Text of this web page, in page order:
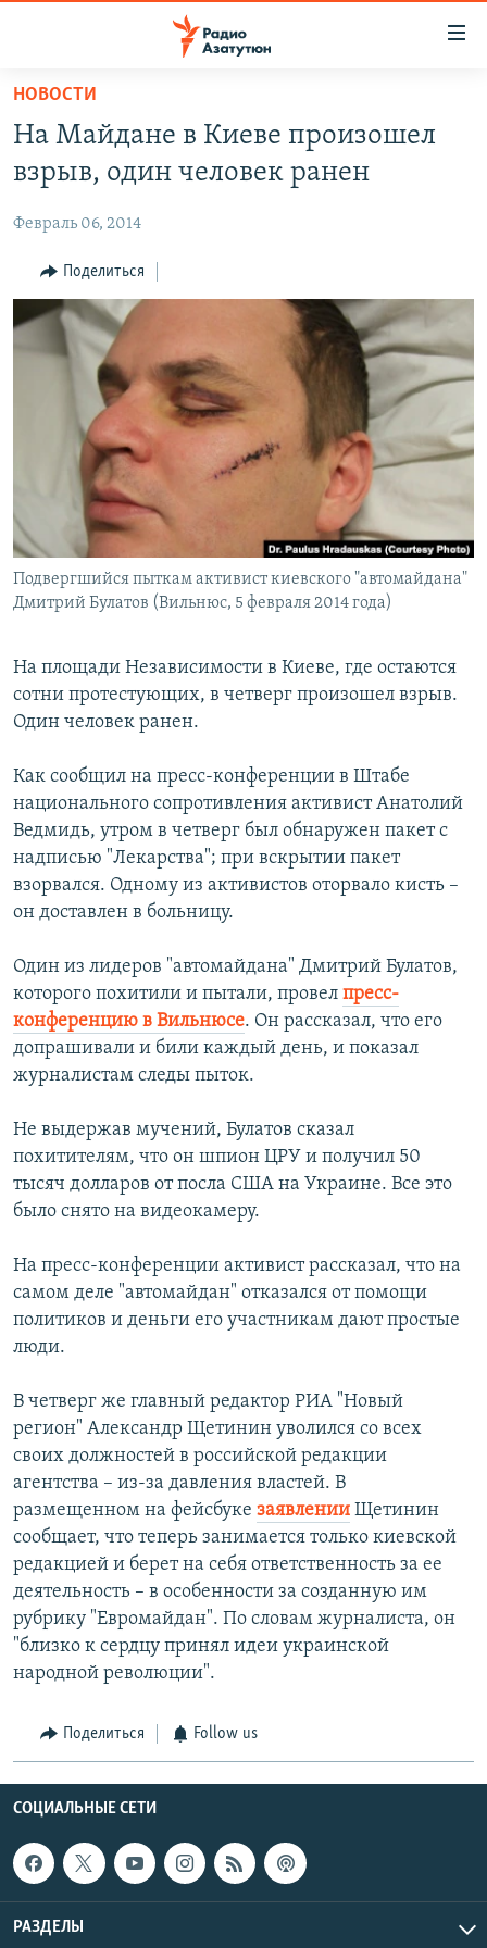
Перейти
основному
содержанию
Перейти
навигации
Перейти
поиску
ПОЛИТИКА
ОБЩЕСТВО
ЭКОНОМИКА
РЕГИОН
НАГОРНЫЙ КАРАБАХ
КУЛЬТУРА
Հայերեն
English
Русский
Все сайты Радио Азатутюн
НОВОСТИ
На Майдане в Киеве произошел
взрыв, один человек ранен
Февраль 06, 2014
Поделиться
Подвергшийся пыткам активист киевского "автомайдана"
Дмитрий Булатов (Вильнюс, 5 февраля 2014 года)
На площади Независимости в Киеве, где остаются
сотни протестующих, в четверг произошел взрыв.
Один человек ранен.
Как сообщил на пресс-конференции в Штабе
национального сопротивления активист Анатолий
Ведмидь, утром в четверг был обнаружен пакет с
надписью "Лекарства"; при вскрытии пакет
взорвался. Одному из активистов оторвало кисть –
он доставлен в больницу.
Один из лидеров "автомайдана" Дмитрий Булатов,
которого похитили и пытали, провел пресс-
конференцию в Вильнюсе. Он рассказал, что его
допрашивали и били каждый день, и показал
журналистам следы пыток.
Не выдержав мучений, Булатов сказал
похитителям, что он шпион ЦРУ и получил 50
тысяч долларов от посла США на Украине. Все это
было снято на видеокамеру.
На пресс-конференции активист рассказал, что на
самом деле "автомайдан" отказался от помощи
политиков и деньги его участникам дают простые
люди.
В четверг же главный редактор РИА "Новый
регион" Александр Щетинин уволился со всех
своих должностей в российской редакции
агентства – из-за давления властей. В
размещенном на фейсбуке заявлении Щетинин
сообщает, что теперь занимается только киевской
редакцией и берет на себя ответственность за ее
деятельность – в особенности за созданную им
рубрику "Евромайдан". По словам журналиста, он
"близко к сердцу принял идеи украинской
народной революции".
Поделиться Follow us
СОЦИАЛЬНЫЕ СЕТИ
РАЗДЕЛЫ